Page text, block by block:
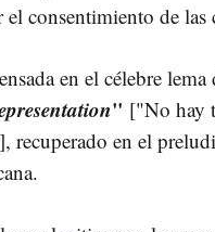
el consentimiento de las
en el célebre lema
" ["No hay
recuperado en el